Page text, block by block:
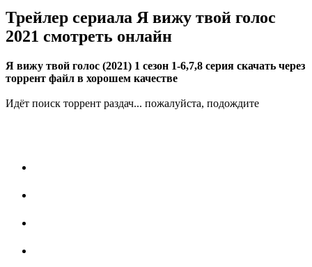
Трейлер сериала Я вижу твой голос
2021 смотреть онлайн
Я вижу твой голос (2021) 1 сезон 1-6,7,8 серия скачать через
торрент файл в хорошем качестве
Идёт поиск торрент раздач... пожалуйста, подождите